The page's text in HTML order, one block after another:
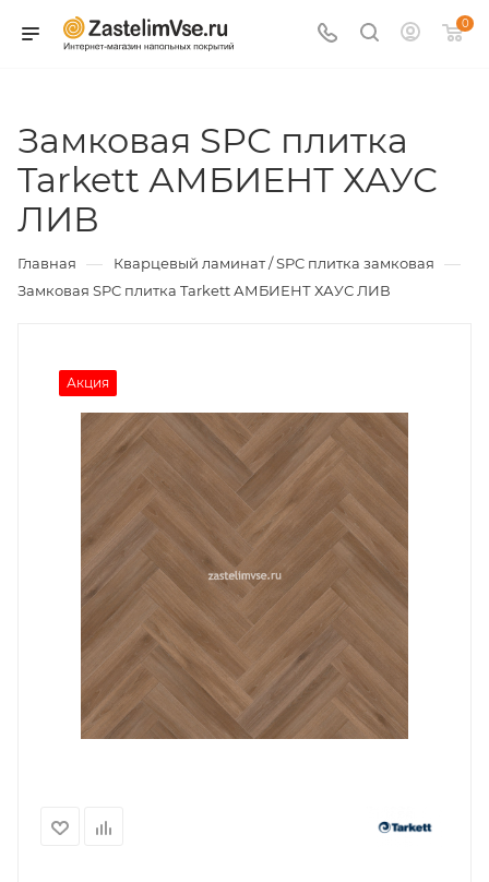
0
Замковая SPC плитка
Tarkett АМБИЕНТ ХАУС
ЛИВ
Главная — Кварцевый ламинат / SPC плитка замковая —
Замковая SPC плитка Tarkett АМБИЕНТ ХАУС ЛИВ
Акция